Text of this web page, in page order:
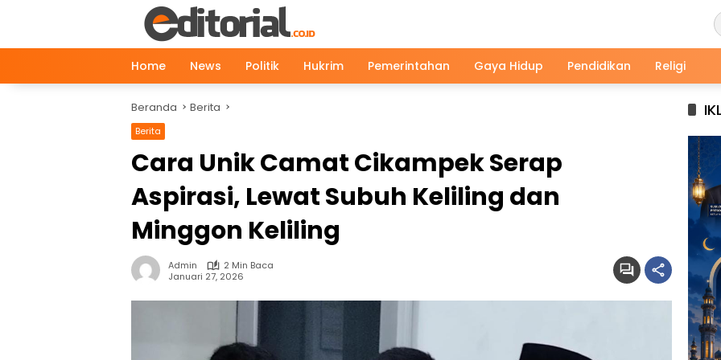
Home
News Politik Hukrim Pemerintahan Gaya Hidup Pendidikan Religi
Beranda Berita
Berita
Cara Unik Camat Cikampek Serap
Aspirasi, Lewat Subuh Keliling dan
Minggon Keliling
Admin
2 Min Baca
Januari 27, 2026